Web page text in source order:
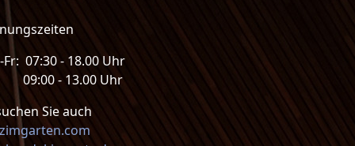
07:30 - 18.00 Uhr
09:00 - 13.00 Uhr
Sie auch